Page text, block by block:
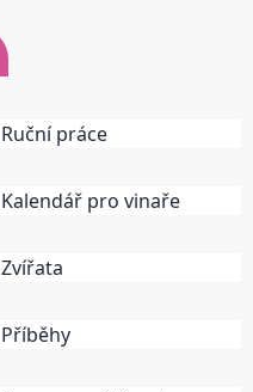
Ruční práce
Kalendář pro vinaře
Zvířata
Příběhy